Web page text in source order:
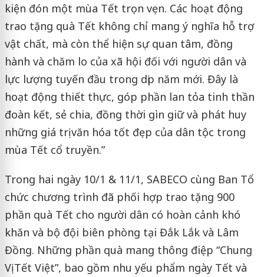
kiện đón một mùa Tết trọn vẹn. Các hoạt động
trao tặng quà Tết không chỉ mang ý nghĩa hỗ trợ
vật chất, mà còn thể hiện sự quan tâm, đồng
hành và chăm lo của xã hội đối với người dân và
lực lượng tuyến đầu trong dịp năm mới. Đây là
hoạt động thiết thực, góp phần lan tỏa tinh thần
đoàn kết, sẻ chia, đồng thời gìn giữ và phát huy
những giá trị văn hóa tốt đẹp của dân tộc trong
mùa Tết cổ truyền.”
Trong hai ngày 10/1 & 11/1, SABECO cùng Ban Tổ
chức chương trình đã phối hợp trao tặng 900
phần quà Tết cho người dân có hoàn cảnh khó
khăn và bộ đội biên phòng tại Đắk Lắk và Lâm
Đồng. Những phần quà mang thông điệp “Chung
Vị Tết Việt”, bao gồm nhu yếu phẩm ngày Tết và